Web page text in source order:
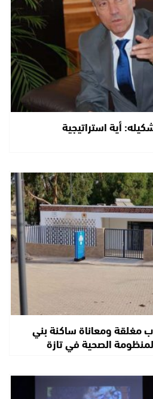
أية استراتيجية
مغلقة ومعاناة ساكنة بني
الصحية في تازة